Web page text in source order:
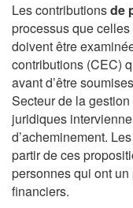
Les contributionsde
processus que
doivent être
contributions (CEC)
avant d’être
Secteur de la
juridiques
d’acheminement.
partir de ces
personnes qui ont
financiers.